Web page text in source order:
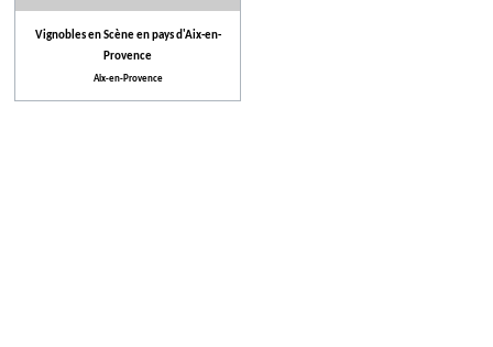
Vignobles en Scène en pays d'Aix-en-
Provence
Aix-en-Provence